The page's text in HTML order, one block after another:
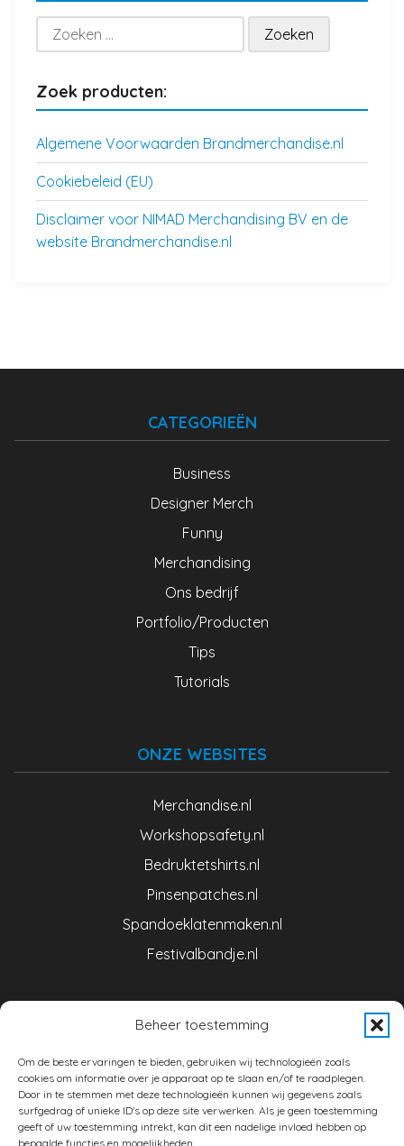
Beheer toestemming
Om de beste ervaringen te bieden, gebruiken wij technologieën zoals
cookies om informatie over je apparaat op te slaan en/of te raadplegen.
Door in te stemmen met deze technologieën kunnen wij gegevens zoals
surfgedrag of unieke ID's op deze site verwerken. Als je geen toestemming
geeft of uw toestemming intrekt, kan dit een nadelige invloed hebben op
bepaalde functies en mogelijkheden.
Zoeken
naar:
Zoek producten:
Algemene Voorwaarden Brandmerchandise.nl
Cookiebeleid (EU)
Disclaimer voor NIMAD Merchandising BV en de
website Brandmerchandise.nl
CATEGORIEËN
Business
Designer Merch
Funny
Merchandising
Ons bedrijf
Portfolio/Producten
Tips
Tutorials
ONZE WEBSITES
Merchandise.nl
Workshopsafety.nl
Bedruktetshirts.nl
Pinsenpatches.nl
Spandoeklatenmaken.nl
Festivalbandje.nl
CONTACT
Brand Merchandise is een initiatief van NIMAD BV
Denestraat 1
5541 RL Reusel (Nederland)